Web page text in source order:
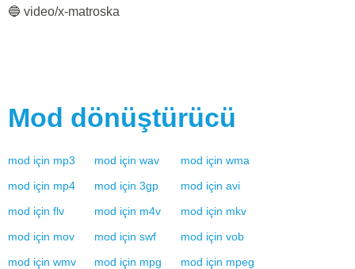
🔵 video/x-matroska
Mod dönüştürücü
mod için mp3 mod için wav mod için wma
mod için mp4 mod için 3gp mod için avi
mod için flv mod için m4v mod için mkv
mod için mov mod için swf mod için vob
mod için wmv mod için mpg mod için mpeg